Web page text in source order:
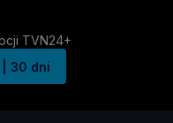
TVN24+
| 30 dni